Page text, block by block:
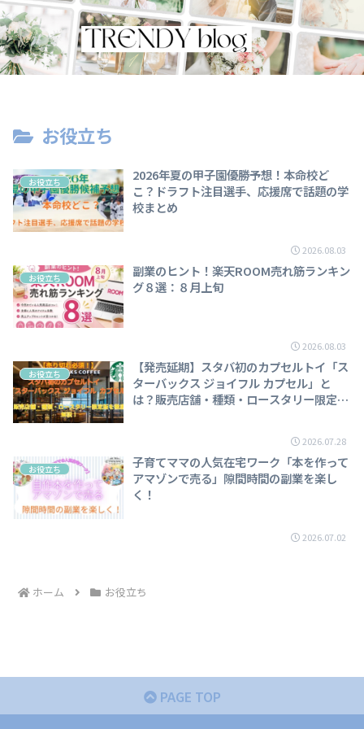
お役立ち
お役立ち
2026年夏の甲子園優勝予想！本命校ど
こ？ドラフト注目選手、応援席で話題の学
校まとめ
2026.08.03
お役立ち
副業のヒント！楽天ROOM売れ筋ランキン
グ８選：８月上旬
2026.08.03
お役立ち
【発売延期】スタバ初のカプセルトイ「ス
ターバックス ジョイフル カプセル」と
は？販売店舗・種類・ロースタリー限定版
2026.07.28
お役立ち
子育てママの人気在宅ワーク「本を作って
アマゾンで売る」隙間時間の副業を楽し
く！
2026.07.02
ホーム お役立ち
PAGE TOP